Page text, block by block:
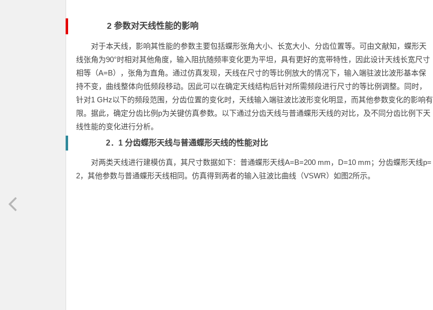
2 参数对天线性能的影响
对于本天线，影响其性能的参数主要包括蝶形张角大小、长宽大小、分齿位置等。可由文献知，蝶形天
线张角为90°时相对其他角度，输入阻抗随频率变化更为平坦，具有更好的宽带特性，因此设计天线长宽尺寸
相等（A=B），张角为直角。通过仿真发现，天线在尺寸的等比例放大的情况下，输入端驻波比波形基本保
持不变，曲线整体向低频段移动。因此可以在确定天线结构后针对所需频段进行尺寸的等比例调整。同时，
针对1 GHz以下的频段范围，分齿位置的变化时，天线输入端驻波比波形变化明显，而其他参数变化的影响有
限。据此，确定分齿比例p为关键仿真参数。以下通过分齿天线与普通蝶形天线的对比，及不同分齿比例下天
线性能的变化进行分析。
2．1 分齿蝶形天线与普通蝶形天线的性能对比
对两类天线进行建模仿真，其尺寸数据如下：普通蝶形天线A=B=200 mm，D=10 mm；分齿蝶形天线p=
2，其他参数与普通蝶形天线相同。仿真得到两者的输入驻波比曲线（VSWR）如图2所示。